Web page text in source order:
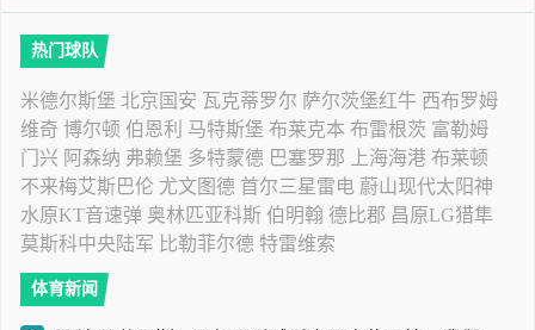
热门球队
米德尔斯堡 北京国安 瓦克蒂罗尔 萨尔茨堡红牛 西布罗姆
维奇 博尔顿 伯恩利 马特斯堡 布莱克本 布雷根茨 富勒姆
门兴 阿森纳 弗赖堡 多特蒙德 巴塞罗那 上海海港 布莱顿
不来梅艾斯巴伦 尤文图德 首尔三星雷电 蔚山现代太阳神
水原KT音速弹 奥林匹亚科斯 伯明翰 德比郡 昌原LG猎隼
莫斯科中央陆军 比勒菲尔德 特雷维索
体育新闻